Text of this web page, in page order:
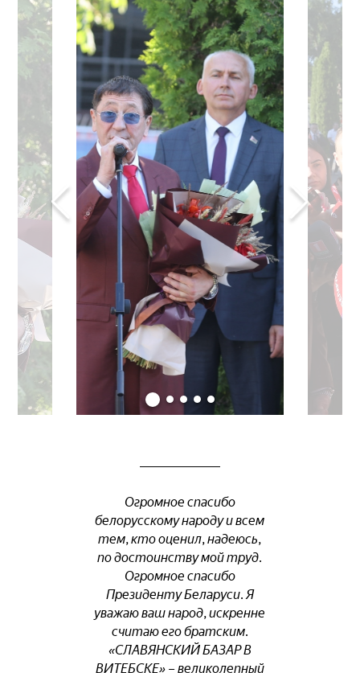
Огромное спасибо
белорусскому народу и всем
тем, кто оценил, надеюсь,
по достоинству мой труд.
Огромное спасибо
Президенту Беларуси. Я
уважаю ваш народ, искренне
считаю его братским.
«СЛАВЯНСКИЙ БАЗАР В
ВИТЕБСКЕ» – великолепный